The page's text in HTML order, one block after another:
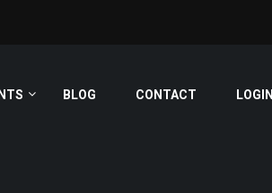
BLOG CONTACT LOGIN